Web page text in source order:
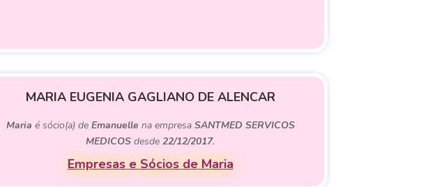
MARIA EUGENIA GAGLIANO DE ALENCAR
Maria é sócio(a) de Emanuelle na empresa SANTMED SERVICOS
MEDICOS desde22/12/2017.
Empresas e Sócios de Maria